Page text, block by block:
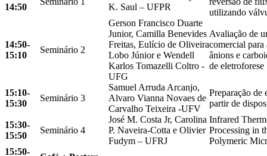
14:50
K. Saul – UFPR
utilizando
14:50-
15:10
Seminário 2
Gerson Francisco Duarte
Junior, Camilla Benevides
Freitas, Eulício de Oliveira
Lobo Júnior e Wendell
Karlos Tomazelli Coltro -
UFG
Avaliação de
comercial para
ânions e
de eletroforese
15:10-
15:30
Seminário 3
Samuel Arruda Arcanjo,
Alvaro Vianna Novaes de
Carvalho Teixeira -UFV
Preparação de
partir de
15:30-
15:50
Seminário 4
José M. Costa Jr, Carolina
P. Naveira-Cotta e Olivier
Fudym – UFRJ
Infrared
Processing in
Polymeric
15:50-